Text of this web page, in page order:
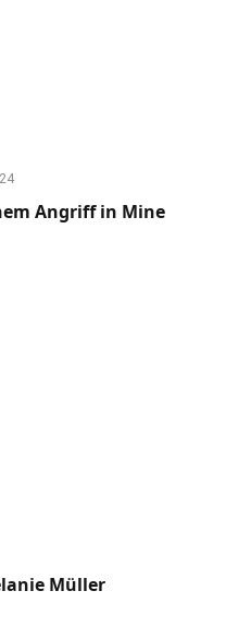
Angriff in Mine
Müller